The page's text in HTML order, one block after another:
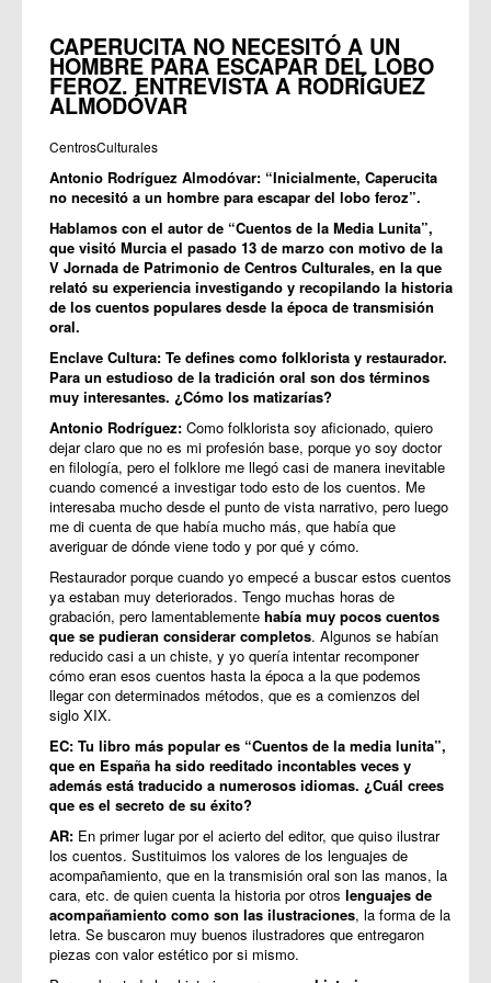
CAPERUCITA NO NECESITÓ A UN
HOMBRE PARA ESCAPAR DEL LOBO
FEROZ. ENTREVISTA A RODRÍGUEZ
ALMODÓVAR
CentrosCulturales
Antonio Rodríguez Almodóvar: “Inicialmente, Caperucita
no necesitó a un hombre para escapar del lobo feroz”.
Hablamos con el autor de “Cuentos de la Media Lunita”,
que visitó Murcia el pasado 13 de marzo con motivo de la
V Jornada de Patrimonio de Centros Culturales, en la que
relató su experiencia investigando y recopilando la historia
de los cuentos populares desde la época de transmisión
oral.
Enclave Cultura: Te defines como folklorista y restaurador.
Para un estudioso de la tradición oral son dos términos
muy interesantes. ¿Cómo los matizarías?
Antonio Rodríguez: Como folklorista soy aficionado, quiero
dejar claro que no es mi profesión base, porque yo soy doctor
en filología, pero el folklore me llegó casi de manera inevitable
cuando comencé a investigar todo esto de los cuentos. Me
interesaba mucho desde el punto de vista narrativo, pero luego
me di cuenta de que había mucho más, que había que
averiguar de dónde viene todo y por qué y cómo.
Restaurador porque cuando yo empecé a buscar estos cuentos
ya estaban muy deteriorados. Tengo muchas horas de
grabación, pero lamentablemente había muy pocos cuentos
que se pudieran considerar completos. Algunos se habían
reducido casi a un chiste, y yo quería intentar recomponer
cómo eran esos cuentos hasta la época a la que podemos
llegar con determinados métodos, que es a comienzos del
siglo XIX.
EC: Tu libro más popular es “Cuentos de la media lunita”,
que en España ha sido reeditado incontables veces y
además está traducido a numerosos idiomas. ¿Cuál crees
que es el secreto de su éxito?
AR: En primer lugar por el acierto del editor, que quiso ilustrar
los cuentos. Sustituimos los valores de los lenguajes de
acompañamiento, que en la transmisión oral son las manos, la
cara, etc. de quien cuenta la historia por otros lenguajes de
acompañamiento como son las ilustraciones, la forma de la
letra. Se buscaron muy buenos ilustradores que entregaron
piezas con valor estético por si mismo.